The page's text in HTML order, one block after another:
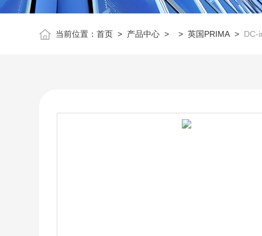
当前位置：首页 > 产品中心 > >英国PRIMA > DC-